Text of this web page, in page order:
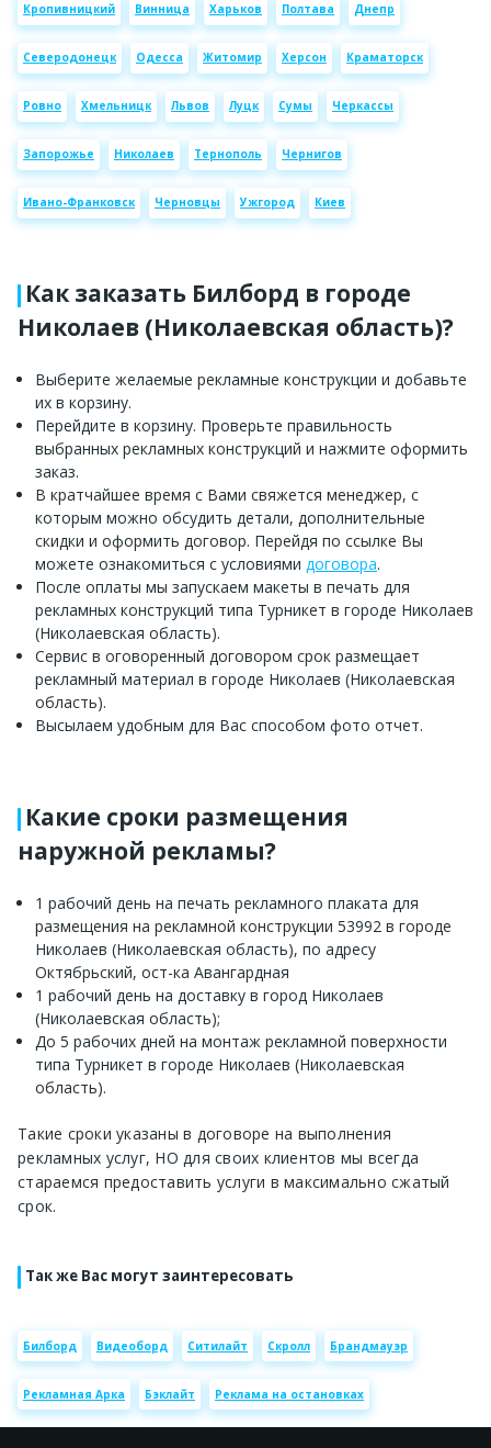
Кропивницкий Винница Харьков Полтава Днепр
Северодонецк Одесса Житомир Херсон Краматорск
Ровно Хмельницк Львов Луцк Сумы Черкассы
Запорожье Николаев Тернополь Чернигов
Ивано-Франковск Черновцы Ужгород Киев
Как заказать Билборд в городе
Николаев (Николаевская область)?
Выберите желаемые рекламные конструкции и добавьте
их в корзину.
Перейдите в корзину. Проверьте правильность
выбранных рекламных конструкций и нажмите оформить
заказ.
В кратчайшее время с Вами свяжется менеджер, с
которым можно обсудить детали, дополнительные
скидки и оформить договор. Перейдя по ссылке Вы
можете ознакомиться с условиями договора.
После оплаты мы запускаем макеты в печать для
рекламных конструкций типа Турникет в городе Николаев
(Николаевская область).
Сервис в оговоренный договором срок размещает
рекламный материал в городе Николаев (Николаевская
область).
Высылаем удобным для Вас способом фото отчет.
Какие сроки размещения
наружной рекламы?
1 рабочий день на печать рекламного плаката для
размещения на рекламной конструкции 53992 в городе
Николаев (Николаевская область), по адресу
Октябрьский, ост-ка Авангардная
1 рабочий день на доставку в город Николаев
(Николаевская область);
До 5 рабочих дней на монтаж рекламной поверхности
типа Турникет в городе Николаев (Николаевская
область).
Такие сроки указаны в договоре на выполнения
рекламных услуг, НО для своих клиентов мы всегда
стараемся предоставить услуги в максимально сжатый
срок.
Так же Вас могут заинтересовать
Билборд Видеоборд Ситилайт Скролл Брандмауэр
Рекламная Арка Бэклайт Реклама на остановках